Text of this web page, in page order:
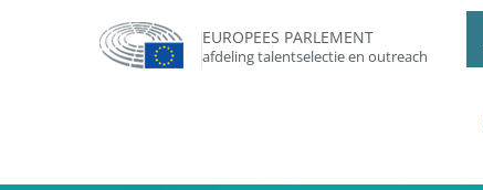
EUROPEES PARLEMENT
afdeling talentselectie en outreach